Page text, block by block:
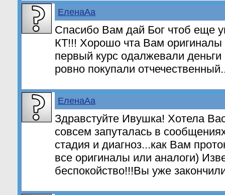
ЕленаАа
Спасибо Вам дай Бог чтоб еще
КТ!!! Хорошо чта Вам
первый курс одалжевали
ровно покупали
ЕленаАа
Здравстуйте Ивушка! Хотела
совсем запуталась в
стадия и диагноз...как Вам
все оригиналы или аналоги)
беспокойство!!!Вы уже